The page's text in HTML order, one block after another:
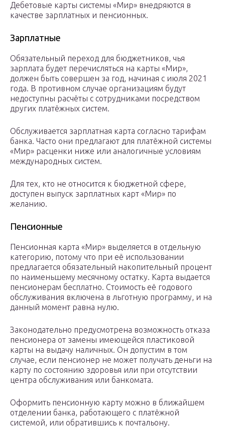
Дебетовые карты системы «Мир» внедряются в
качестве зарплатных и пенсионных.
Зарплатные
Обязательный переход для бюджетников, чья
зарплата будет перечисляться на карты «Мир»,
должен быть совершен за год, начиная с июля 2021
года. В противном случае организациям будут
недоступны расчёты с сотрудниками посредством
других платёжных систем.
Обслуживается зарплатная карта согласно тарифам
банка. Часто они предлагают для платёжной системы
«Мир» расценки ниже или аналогичные условиям
международных систем.
Для тех, кто не относится к бюджетной сфере,
доступен выпуск зарплатных карт «Мир» по
желанию.
Пенсионные
Пенсионная карта «Мир» выделяется в отдельную
категорию, потому что при её использовании
предлагается обязательный накопительный процент
по наименьшему месячному остатку. Карта выдается
пенсионерам бесплатно. Стоимость её годового
обслуживания включена в льготную программу, и на
данный момент равна нулю.
Законодательно предусмотрена возможность отказа
пенсионера от замены имеющейся пластиковой
карты на выдачу наличных. Он допустим в том
случае, если пенсионер не может получать деньги на
карту по состоянию здоровья или при отсутствии
центра обслуживания или банкомата.
Оформить пенсионную карту можно в ближайшем
отделении банка, работающего с платёжной
системой, или обратившись к почтальону.